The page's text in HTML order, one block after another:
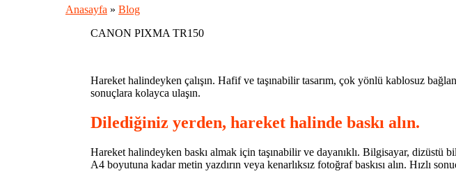
Anasayfa » Blog
CANON PIXMA TR150
Hareket halindeyken çalışın. Hafif ve taşınabilir tasarım, çok yönlü kablosuz
sonuçlara kolayca ulaşın.
Dilediğiniz yerden, hareket halinde baskı alın.
Hareket halindeyken baskı almak için taşınabilir ve dayanıklı. Bilgisayar, dizüstü
A4 boyutuna kadar metin yazdırın veya kenarlıksız fotoğraf baskısı alın. Hızlı